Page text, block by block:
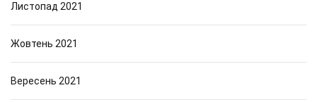
Листопад 2021
Жовтень 2021
Вересень 2021